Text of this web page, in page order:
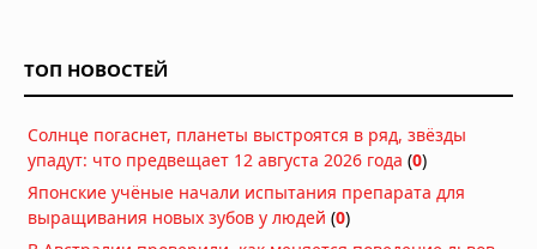
Гороскоп на 5 августа 2026 года для
всех знаков зодиака
05.08.2026 в 06:00
Гороскоп на 4 августа 2026 года для
ТОП НОВОСТЕЙ
Солнце погаснет, планеты выстроятся в ряд, звёзды
упадут: что предвещает 12 августа 2026 года (0)
Японские учёные начали испытания препарата для
выращивания новых зубов у людей (0)